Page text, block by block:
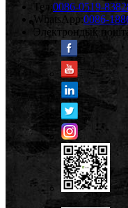
Тел: 0086-0519-
WhatsApp:0086-
Электрондық